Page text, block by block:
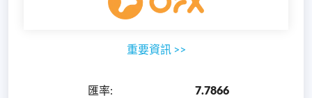
重要資訊 >>
匯率:
7.7866